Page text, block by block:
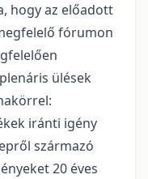
hogy az előadott
fórumon
ülések
iránti igény
származó
20 éves